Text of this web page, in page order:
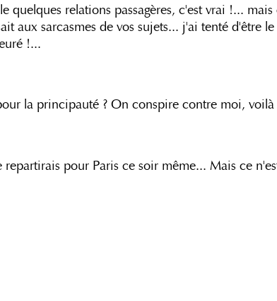
relations passagères, c'est vrai !...
aux sarcasmes de vos sujets... j'ai tenté d'être
!...
la principauté ? On conspire contre moi,
pour Paris ce soir même... Mais ce